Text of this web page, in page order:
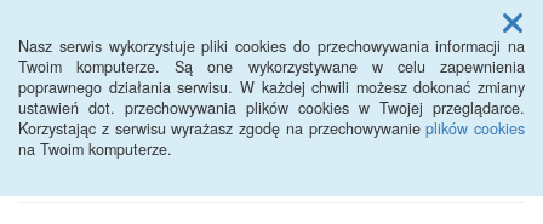
Nasz serwis wykorzystuje pliki cookies do przechowywania informacji na
Twoim komputerze. Są one wykorzystywane w celu zapewnienia
poprawnego działania serwisu. W każdej chwili możesz dokonać zmiany
ustawień dot. przechowywania plików cookies w Twojej przeglądarce.
Korzystając z serwisu wyrażasz zgodę na przechowywanieplików cookies
na Twoim komputerze.
Menu
Powiatowy Urząd Pracy w
Oławie